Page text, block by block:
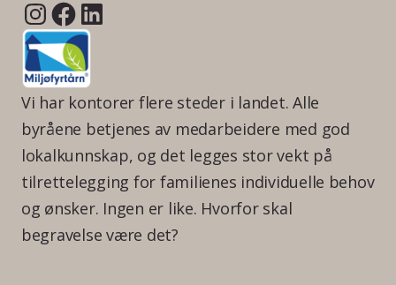
Vi har kontorer flere steder i landet. Alle
byråene betjenes av medarbeidere med god
lokalkunnskap, og det legges stor vekt på
tilrettelegging for familienes individuelle behov
og ønsker. Ingen er like. Hvorfor skal
begravelse være det?